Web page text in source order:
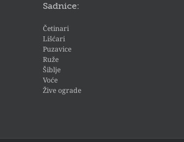
Sadnice:
Četinari
Lišćari
Puzavice
Ruže
Šiblje
Voće
Žive ograde